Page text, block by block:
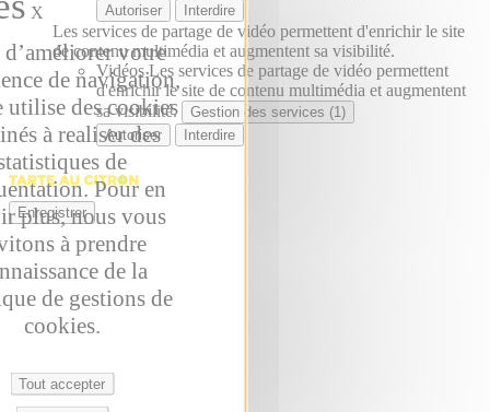
Autoriser
Interdire
Les services de partage de vidéo permettent d'enrichir le site
de contenu multimédia et augmentent sa visibilité.
Vidéos Les services de partage de vidéo permettent
d'enrichir le site de contenu multimédia et augmentent
sa visibilité.
Gestion des services (1)
Autoriser
Interdire
Enregistrer
X
votre
de navigation,
utilise des cookies
à realiser des
de
Pour en
plus, nous vous
à prendre
de la
de gestions de
cookies.
Tout accepter